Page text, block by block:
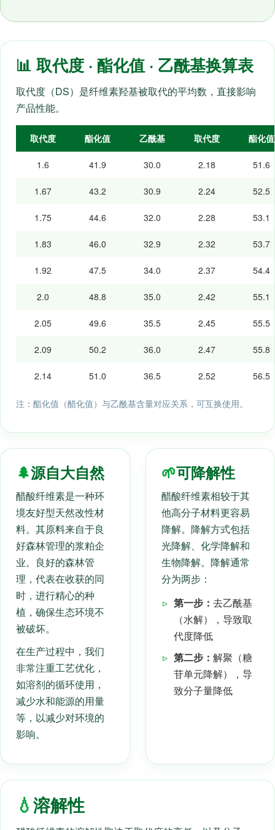
📊 取代度 · 酯化值 · 乙酰基换算表
取代度（DS）是纤维素羟基被取代的平均数，直接影响
产品性能。
取代度 酯化值 乙酰基 取代度 酯化值
1.6 41.9 30.0 2.18 51.6
1.67 43.2 30.9 2.24 52.5
1.75 44.6 32.0 2.28 53.1
1.83 46.0 32.9 2.32 53.7
1.92 47.5 34.0 2.37 54.4
2.0 48.8 35.0 2.42 55.1
2.05 49.6 35.5 2.45 55.5
2.09 50.2 36.0 2.47 55.8
2.14 51.0 36.5 2.52 56.5
注：酯化值（醋化值）与乙酰基含量对应关系，可互换使用。
🌲源自大自然
醋酸纤维素是一种环
境友好型天然改性材
料。其原料来自于良
好森林管理的浆粕企
业。良好的森林管
理，代表在收获的同
时，进行精心的种
植，确保生态环境不
被破坏。
在生产过程中，我们
非常注重工艺优化，
如溶剂的循环使用，
减少水和能源的用量
等，以减少对环境的
影响。
🌱可降解性
醋酸纤维素相较于其
他高分子材料更容易
降解。降解方式包括
光降解、化学降解和
生物降解。降解通常
分为两步：
▹ 第一步： 去乙酰基
（水解），导致取
代度降低
▹ 第二步： 解聚（糖
苷单元降解），导
致分子量降低
💧溶解性